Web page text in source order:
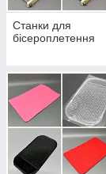
Станки для
бісероплетення